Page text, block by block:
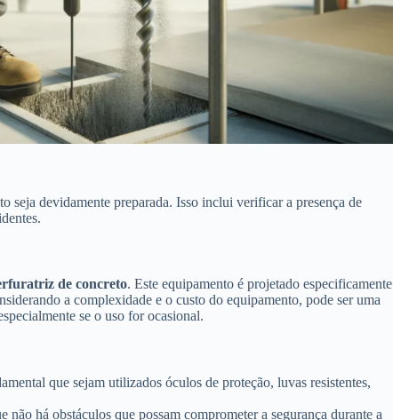
seja devidamente preparada. Isso inclui verificar a presença de
de concreto. Este equipamento é projetado especificamente
a complexidade e o custo do equipamento, pode ser uma
se o uso for ocasional.
que sejam utilizados óculos de proteção, luvas resistentes,
não há obstáculos que possam comprometer a segurança durante a